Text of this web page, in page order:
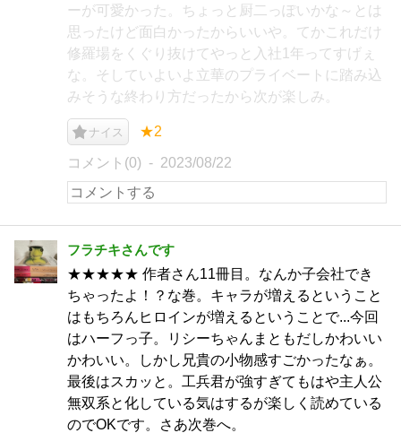
ーが可愛かった。ちょっと厨二っぽいかな～とは
思ったけど面白かったからいいや。てかこれだけ
修羅場をくぐり抜けてやっと入社1年ってすげぇ
な。そしていよいよ立華のプライベートに踏み込
みそうな終わり方だったから次が楽しみ。
ナイス ★2
コメント(0) 2023/08/22
フラチキさんです
★★★★★ 作者さん11冊目。なんか子会社でき
ちゃったよ！？な巻。キャラが増えるということ
はもちろんヒロインが増えるということで...今回
はハーフっ子。リシーちゃんまともだしかわいい
かわいい。しかし兄貴の小物感すごかったなぁ。
最後はスカッと。工兵君が強すぎてもはや主人公
無双系と化している気はするが楽しく読めている
のでOKです。さあ次巻へ。